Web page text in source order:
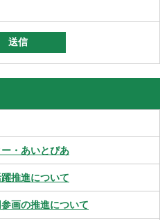
・あいとぴあ
推進について
画の推進について